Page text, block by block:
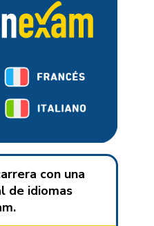
con una
de idiomas